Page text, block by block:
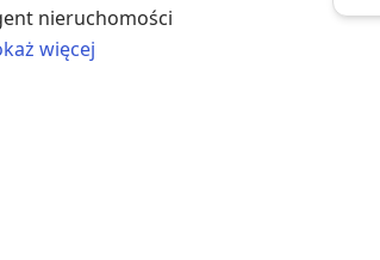
nieruchomości
więcej